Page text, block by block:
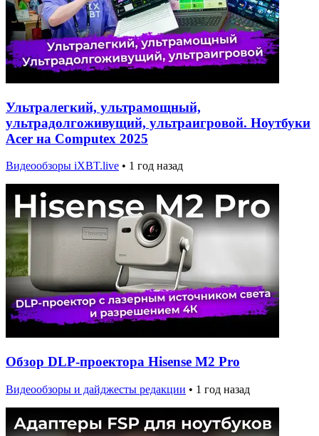
Ультралегкий, ультрамощный,
ультрадолгоживущий, ультраигровой. Ноутбуки
Acer на Computex 2025
Видеообзоры iXBT.live • 1 год назад
Обзор DLP-проектора Hisense M2 Pro
Видеообзоры и дайджесты редакции • 1 год назад